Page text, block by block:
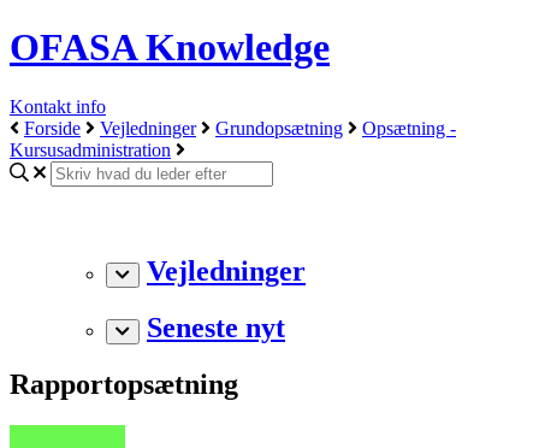
OFASA Knowledge
Kontakt info
Forside
Vejledninger Grundopsætning
Opsætning -
Kursusadministration
Vejledninger
Seneste nyt
Rapportopsætning